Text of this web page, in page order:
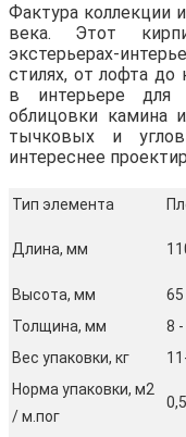
Фактура коллекции
века. Этот
экстерьерах-
стилях, от лофта до
в интерьере для
облицовки камина
тычковых и
интереснее
Тип элемента
Длина, мм
Высота, мм
65
Толщина, мм
8
Вес упаковки, кг
Норма упаковки, м2
/ м.пог